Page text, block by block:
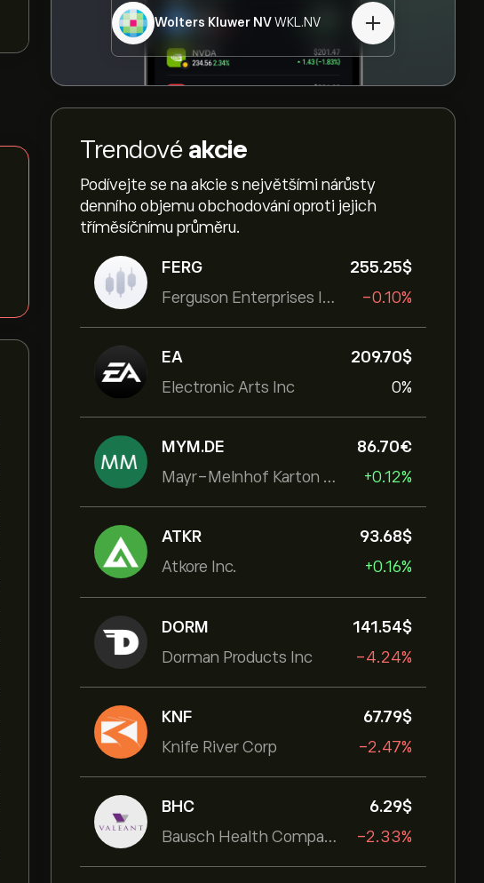
Wolters Kluwer NVWKL.NV
Trendové akcie
Podívejte se na akcie s největšími nárůsty
denního objemu obchodování oproti jejich
tříměsíčnímu průměru.
FERG
Ferguson Enterprises Inc
255.25‎$‎
-0.10%
EA
Electronic Arts Inc
209.70‎$‎
0%
MYM.DE
Mayr-Melnhof Karton AG
86.70‎€‎
+0.12%
ATKR
Atkore Inc.
93.68‎$‎
+0.16%
DORM
Dorman Products Inc
141.54‎$‎
-4.24%
KNF
Knife River Corp
67.79‎$‎
-2.47%
BHC
Bausch Health Companies Inc
6.29‎$‎
-2.33%